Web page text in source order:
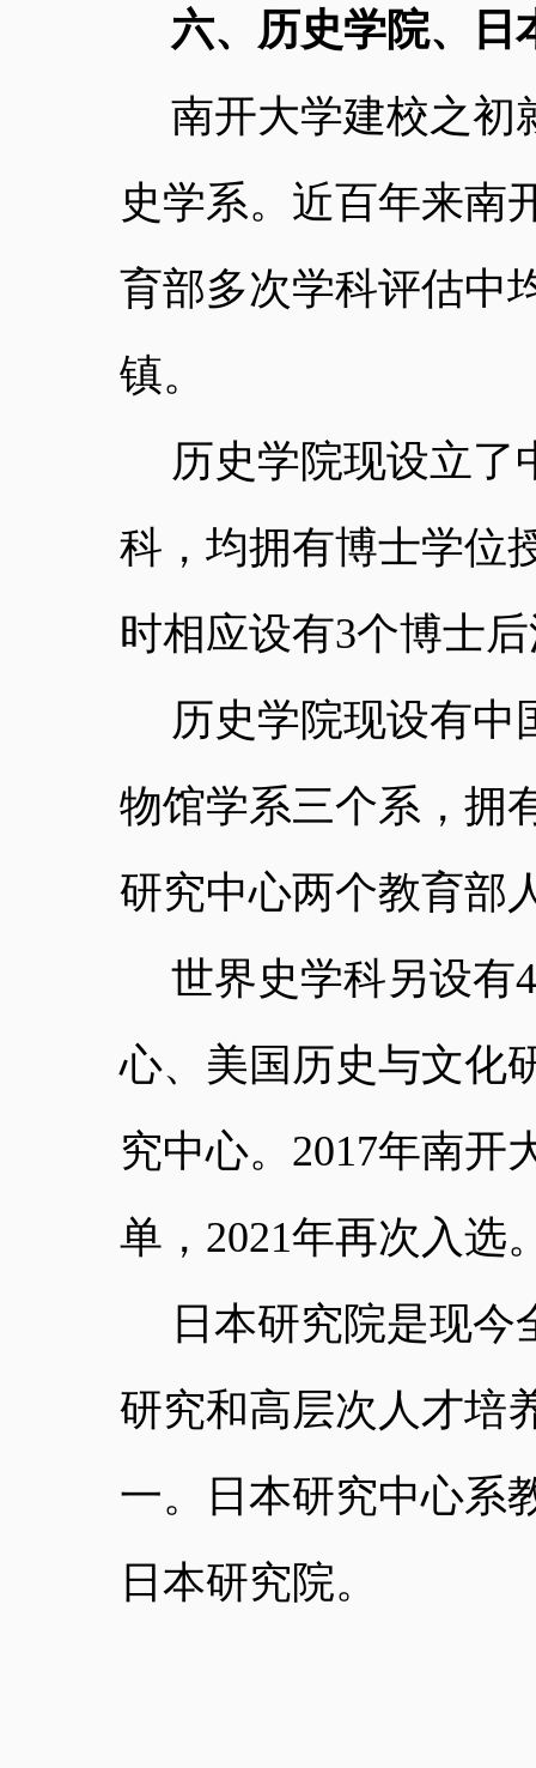
六、历史学院、日
南开大学建校之初
史学系。近百年来南
育部多次学科评估中
镇。
历史学院现设立了
科，均拥有博士学位
时相应设有3个博士
历史学院现设有中
物馆学系三个系，拥
研究中心两个教育部
世界史学科另设有4
心、美国历史与文化
究中心。 2017年南开
单， 2021年再次入选
日本研究院是现
研究和高层次人才培
一。日本研究中心系
日本研究院。